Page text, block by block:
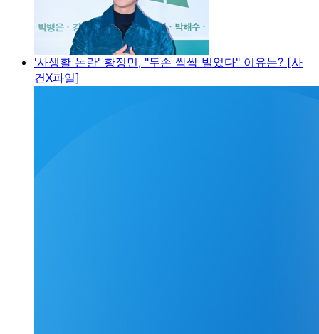
'사생활 논란' 황정민, "두손 싹싹 빌었다" 이유는? [사
건X파일]